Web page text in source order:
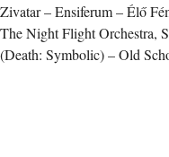
Zivatar – Ensiferum – Élő
The Night Flight Orchestra,
(Death: Symbolic) – Old